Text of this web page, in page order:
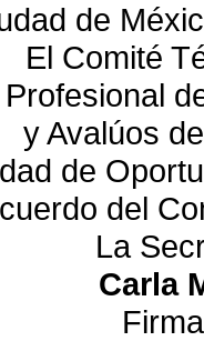
de
El Comité
y Avalúos
de
del
La
Carla